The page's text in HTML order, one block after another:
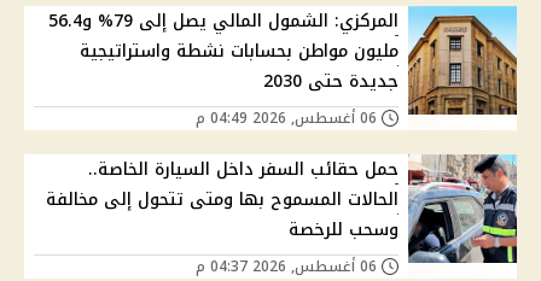
المركزي: الشمول المالي يصل إلى 79% و56.4
مليون مواطن بحسابات نشطة واستراتيجية
جديدة حتى 2030
حمل حقائب السفر داخل السيارة الخاصة..
الحالات المسموح بها ومتى تتحول إلى مخالفة
وسحب للرخصة